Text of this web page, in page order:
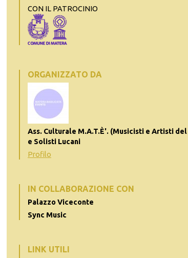
CON IL PATROCINIO
ORGANIZZATO DA
Ass. Culturale M.A.T.È'. (Musicisti e Artisti
e Solisti Lucani
Profilo
IN COLLABORAZIONE CON
Palazzo Viceconte
Sync Music
LINK UTILI